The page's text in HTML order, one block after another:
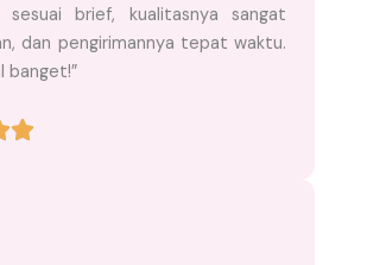
sesuai brief, kualitasnya sangat
dan pengirimannya tepat waktu.
banget!”